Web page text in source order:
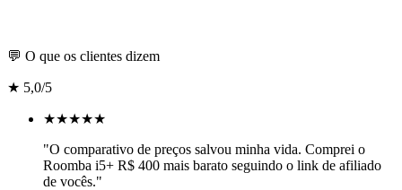
💬 O que os clientes dizem
★ 5,0/5
★★★★★
"O comparativo de preços salvou minha vida. Comprei o
Roomba i5+ R$ 400 mais barato seguindo o link de afiliado
de vocês."